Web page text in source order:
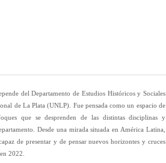
del Departamento de Estudios Históricos y Sociales
de La Plata (UNLP). Fue pensada como un espacio de
que se desprenden de las distintas disciplinas y
Desde una mirada situada en América Latina,
de presentar y de pensar nuevos horizontes y cruces
2022.